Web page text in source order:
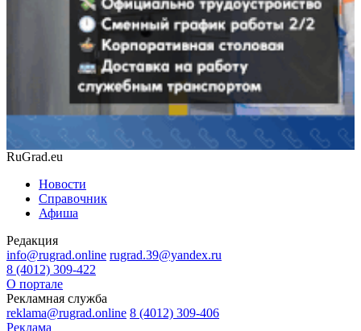
RuGrad.eu
Новости
Справочник
Афиша
Редакция
info@rugrad.online rugrad.39@yandex.ru
8 (4012) 309-422
О портале
Рекламная служба
reklama@rugrad.online 8 (4012) 309-406
Реклама